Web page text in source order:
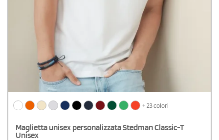
+ 23 colori
Maglietta unisex personalizzata Stedman Classic-T
Unisex